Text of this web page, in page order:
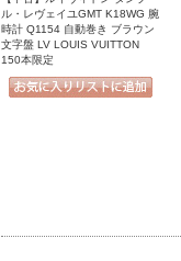
ル・レヴェイユGMT K18WG 腕
時計 Q1154 自動巻き ブラウン
文字盤 LV LOUIS VUITTON
150本限定